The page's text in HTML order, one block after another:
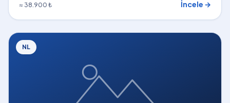
≈ 38.900 ₺
İncele →
NL